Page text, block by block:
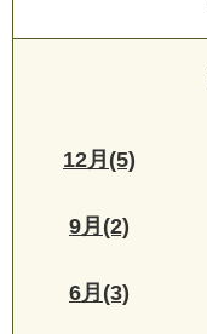
12月(5)
9月(2)
6月(3)